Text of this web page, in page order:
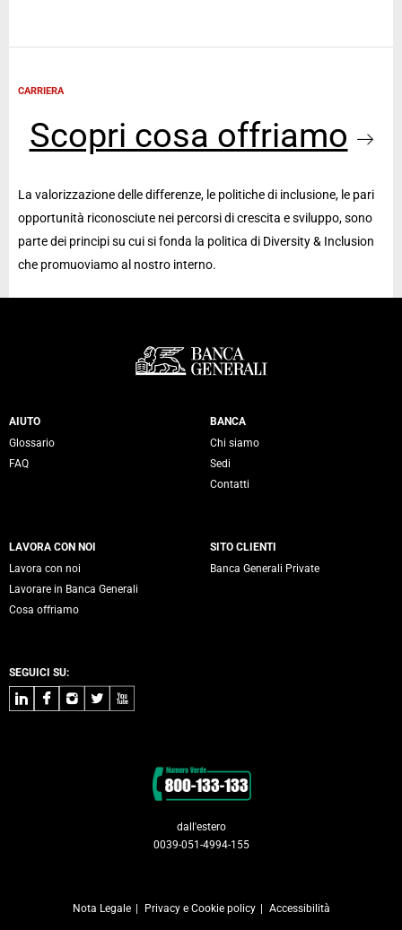
CARRIERA
Scopri cosa offriamo
La valorizzazione delle differenze, le politiche di inclusione, le pari
opportunità riconosciute nei percorsi di crescita e sviluppo, sono
parte dei principi su cui si fonda la politica di Diversity & Inclusion
che promuoviamo al nostro interno.
Servizi Banca Generali
AIUTO
Glossario
FAQ
BANCA
Chi siamo
Sedi
Contatti
LAVORA CON NOI
Lavora con noi
Lavorare in Banca Generali
Cosa offriamo
SITO CLIENTI
Banca Generali Private
SEGUICI SU:
LinkedInFacebook
Instagram
TwitterYoutube
dall'estero
0039-051-4994-155
Nota Legale Privacy e Cookie policy Accessibilità